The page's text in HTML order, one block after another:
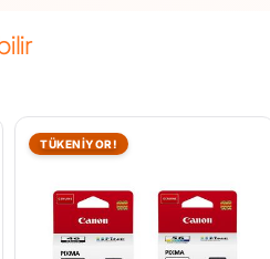
TÜKENİYOR!